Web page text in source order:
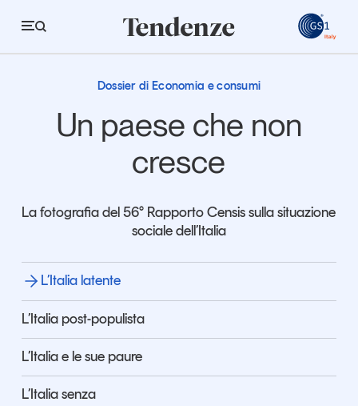
Tendenze
L’Italia latente L’Italia latente
Economia e consumi
Logistica
Retail e brand
Sostenibilità
Grandi temi
Magazine
Articoli
Opinioni
Tutti gli studi e le ricerche
Dossier di Economia e consumi
Un paese che non
cresce
La fotografia del 56° Rapporto Censis sulla situazione
sociale dell’Italia
L’Italia latente
L’Italia post-populista
L’Italia e le sue paure
L’Italia senza